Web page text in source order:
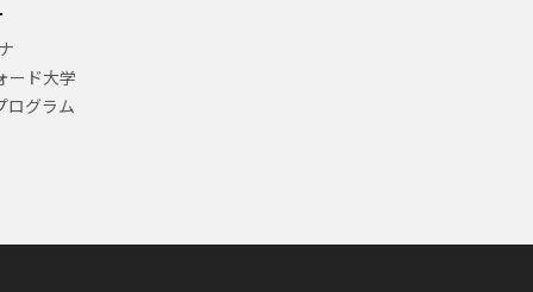
ード大学
ログラム